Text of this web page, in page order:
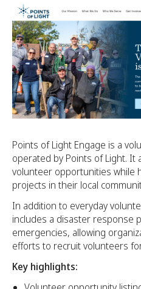
Points of Light Engage is a
operated by Points of Light.
volunteer opportunities while
projects in their local
In addition to everyday
includes a disaster response
emergencies, allowing
efforts to recruit volunteers
Key highlights: